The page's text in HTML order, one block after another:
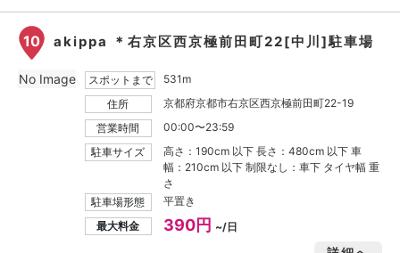
10 akippa ＊右京区西京極前田町22[中川]駐車場
スポットまで
531m
住所
京都府京都市右京区西京極前田町22-19
営業時間
00:00〜23:59
駐車サイズ
高さ：190cm 以下 長さ：480cm 以下 車
幅：210cm 以下 制限なし：車下 タイヤ幅 重
さ
駐車場形態
平置き
最大料金
390円 ~/日
No Image